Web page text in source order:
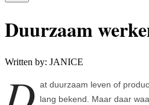
Duurzaam
Written by: JANICE
at duurzaam leven of
lang bekend. Maar daar